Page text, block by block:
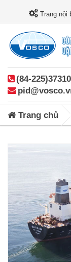
Trang nội
(84-
Trang chủ